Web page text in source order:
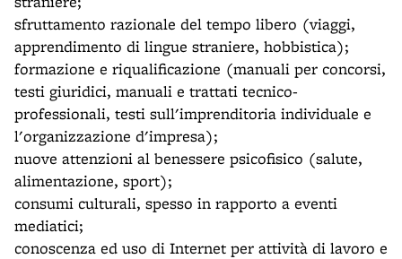
sfruttamento razionale del tempo libero (viaggi,
apprendimento di lingue straniere, hobbistica);
formazione e riqualificazione (manuali per concorsi,
testi giuridici, manuali e trattati tecnico-
professionali, testi sull'imprenditoria individuale e
l'organizzazione d'impresa);
nuove attenzioni al benessere psicofisico (salute,
alimentazione, sport);
consumi culturali, spesso in rapporto a eventi
mediatici;
conoscenza ed uso di Internet per attività di lavoro e